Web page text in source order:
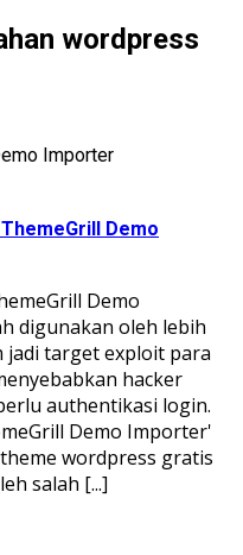
wordpress
Demo
Demo
digunakan oleh lebih
jadi target exploit para
hacker
authentikasi login.
Demo Importer'
wordpress gratis
salah [...]